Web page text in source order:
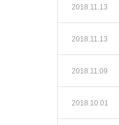
2018.11.13
2018.11.13
2018.11.09
2018.10.01